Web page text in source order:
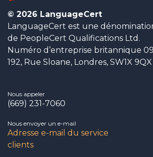
© 2026 LanguageCert
LanguageCert est une
de PeopleCert Qualifications Ltd.
Numéro d’entreprise britannique
192, Rue Sloane, Londres, SW1X 9QX
Nous appeler
(669) 231-7060
Nous envoyer un e-mail
Adresse e-mail du service
clients